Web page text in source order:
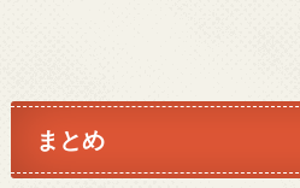
まとめ